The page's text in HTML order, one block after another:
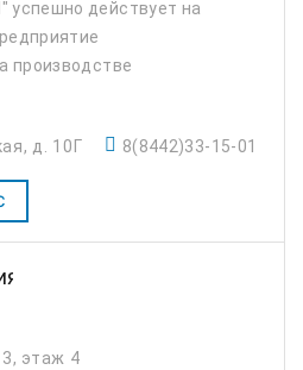
действует на
производстве
: бланки,
постпеч...
д. 10Г 8(8442)33-15-01
этаж 4